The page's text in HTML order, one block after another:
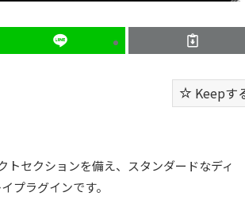
Keepす
トセクションを備え、スタンダードなディ
プラグインです。